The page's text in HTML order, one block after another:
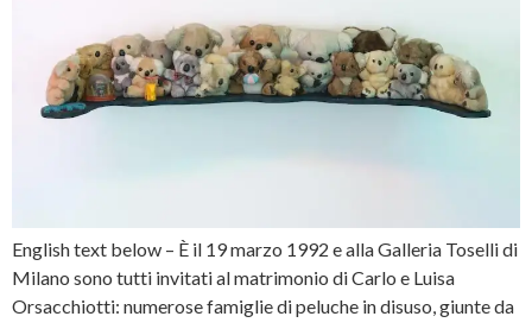
English text below – È il 19 marzo 1992 e alla Galleria Toselli di
Milano sono tutti invitati al matrimonio di Carlo e Luisa
Orsacchiotti: numerose famiglie di peluche in disuso, giunte da